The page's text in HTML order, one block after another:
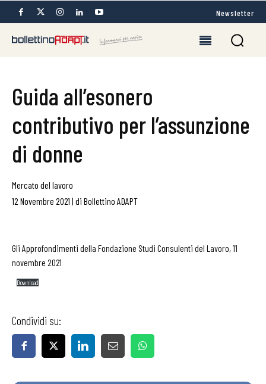
Newsletter
Guida all’esonero
contributivo per l’assunzione
di donne
Mercato del lavoro
12 Novembre 2021 | di Bollettino ADAPT
Gli Approfondimenti della Fondazione Studi Consulenti del Lavoro, 11
novembre 2021
Download
Condividi su: